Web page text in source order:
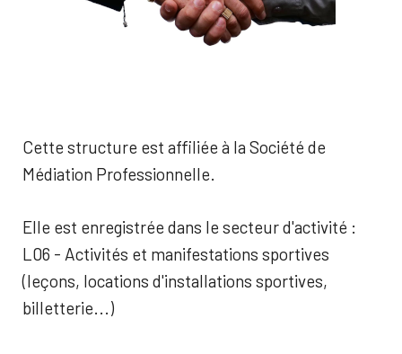
Cette structure est affiliée à la Société de
Médiation Professionnelle.
Elle est enregistrée dans le secteur d'activité :
L06 - Activités et manifestations sportives
(leçons, locations d'installations sportives,
billetterie...)